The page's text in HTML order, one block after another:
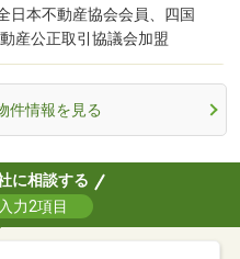
日本不動産協会会員、四国
産公正取引協議会加盟
件情報を見る
に相談する
力2項目